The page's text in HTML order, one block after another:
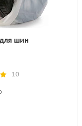
шин
10